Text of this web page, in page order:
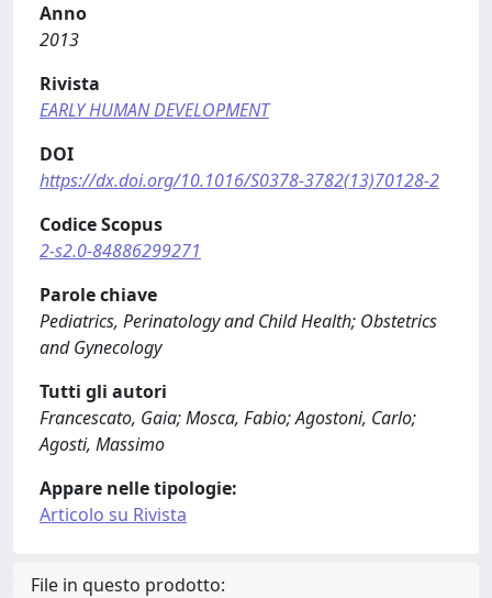
Anno
2013
Rivista
EARLY HUMAN DEVELOPMENT
DOI
https://dx.doi.org/10.1016/S0378-3782(13)70128-2
Codice Scopus
2-s2.0-84886299271
Parole chiave
Pediatrics, Perinatology and Child Health; Obstetrics
and Gynecology
Tutti gli autori
Francescato, Gaia; Mosca, Fabio; Agostoni, Carlo;
Agosti, Massimo
Appare nelle tipologie:
Articolo su Rivista
File in questo prodotto: